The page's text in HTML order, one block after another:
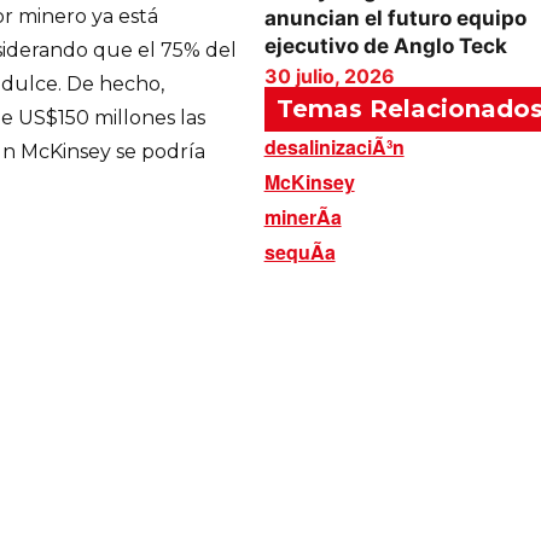
minero ya está
que el 75% del
De hecho,
US$150 millones las
McKinsey se podría
anuncian el futuro equipo
ejecutivo de Anglo Teck
30 julio, 2026
Temas
desalinizaciÃ³n
McKinsey
minerÃ­a
sequÃ­a